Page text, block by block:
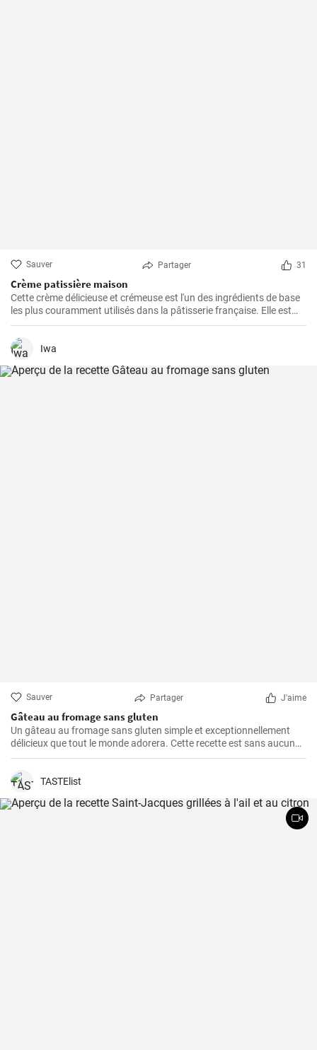
Sauver Partager 31
Crème patissière maison
Cette crème délicieuse et crémeuse est l'un des ingrédients de base
les plus couramment utilisés dans la pâtisserie française. Elle est
utilisée dans une grande variété de desserts tels que les éclairs, les
tartes, les choux à la crème, les chaussons...
Iwa
Sauver Partager J'aime
Gâteau au fromage sans gluten
Un gâteau au fromage sans gluten simple et exceptionnellement
délicieux que tout le monde adorera. Cette recette est sans aucun
doute le meilleur gâteau au fromage sans gluten que vous ayez
TASTElist